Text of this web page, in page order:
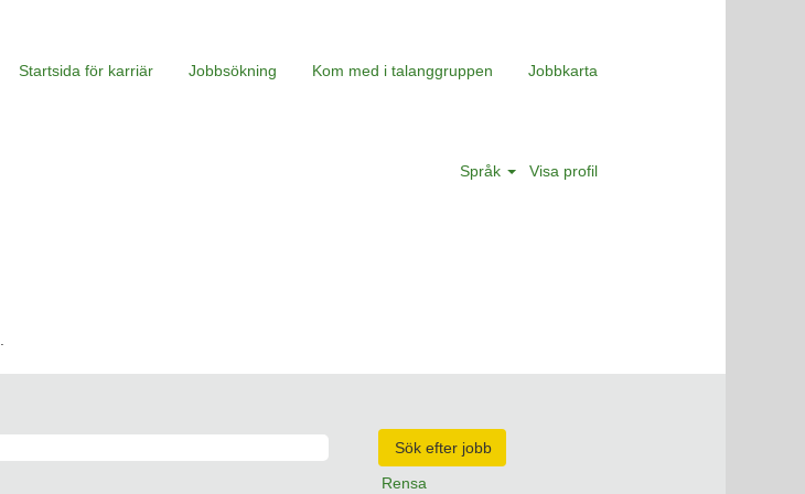
Startsida för karriär Jobbsökning Kom med i talanggruppen Jobbkarta
Språk Visa profil
Rensa